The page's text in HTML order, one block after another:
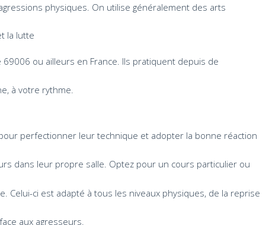
physiques. On utilise généralement des arts
la lutte
ou ailleurs en France. Ils pratiquent depuis de
à votre rythme.
perfectionner leur technique et adopter la bonne réaction
dans leur propre salle. Optez pour un cours particulier ou
ci est adapté à tous les niveaux physiques, de la reprise
aux agresseurs.